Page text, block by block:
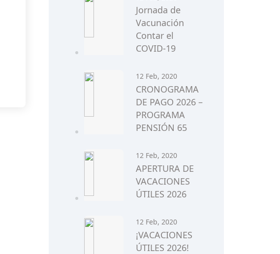
Jornada de
Vacunación
Contar el
COVID-19
12 Feb, 2020
CRONOGRAMA
DE PAGO 2026 –
PROGRAMA
PENSIÓN 65
12 Feb, 2020
APERTURA DE
VACACIONES
ÚTILES 2026
12 Feb, 2020
¡VACACIONES
ÚTILES 2026!